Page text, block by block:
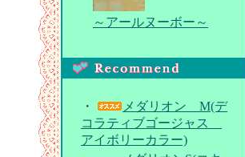
～アールヌーボー～
・
メダリオン M(デ
コラティブゴージャス
アイボリーカラー)